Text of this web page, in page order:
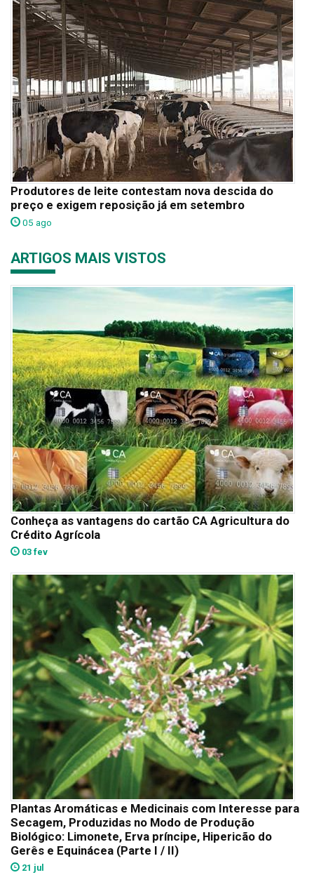
Produtores de leite contestam nova descida do
preço e exigem reposição já em setembro
05 ago
ARTIGOS MAIS VISTOS
Conheça as vantagens do cartão CA Agricultura do
Crédito Agrícola
03 fev
Plantas Aromáticas e Medicinais com Interesse para
Secagem, Produzidas no Modo de Produção
Biológico: Limonete, Erva príncipe, Hipericão do
Gerês e Equinácea (Parte I / II)
21 jul